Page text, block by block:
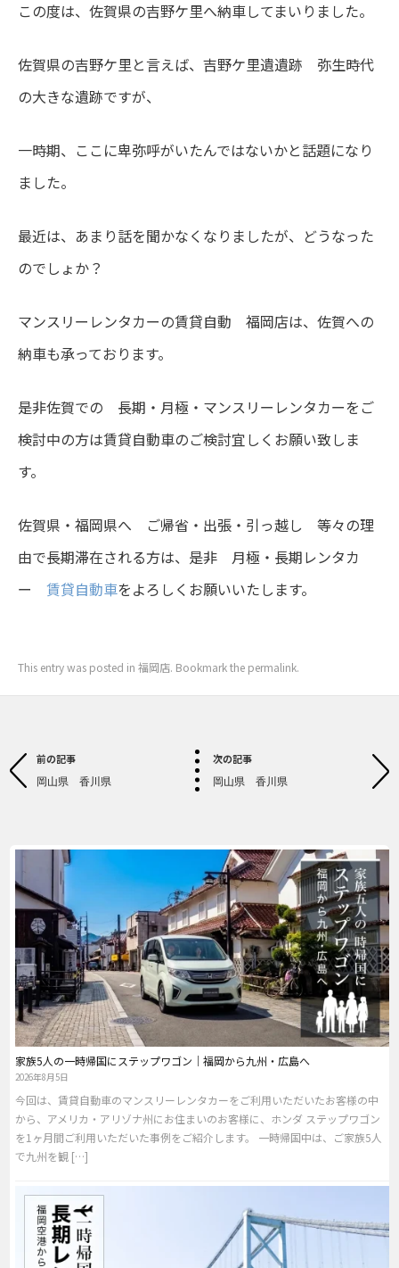
この度は、佐賀県の吉野ケ里へ納車してまいりました。
佐賀県の吉野ケ里と言えば、吉野ケ里遺遺跡 弥生時代
の大きな遺跡ですが、
一時期、ここに卑弥呼がいたんではないかと話題になり
ました。
最近は、あまり話を聞かなくなりましたが、どうなった
のでしょか？
マンスリーレンタカーの賃貸自動 福岡店は、佐賀への
納車も承っております。
是非佐賀での 長期・月極・マンスリーレンタカーをご
検討中の方は賃貸自動車のご検討宜しくお願い致しま
す。
佐賀県・福岡県へ ご帰省・出張・引っ越し 等々の理
由で長期滞在される方は、是非 月極・長期レンタカ
ー賃貸自動車をよろしくお願いいたします。
This entry was posted in福岡店. Bookmark the permalink.
Post navigation
前の記事
岡山県 香川県
次の記事
岡山県 香川県
家族5人の一時帰国にステップワゴン｜福岡から九州・広島へ
2026年8月5日
今回は、賃貸自動車のマンスリーレンタカーをご利用いただいたお客様の中
から、アメリカ・アリゾナ州にお住まいのお客様に、ホンダ ステップワゴン
を1ヶ月間ご利用いただいた事例をご紹介します。 一時帰国中は、ご家族5人
で九州を観 […]